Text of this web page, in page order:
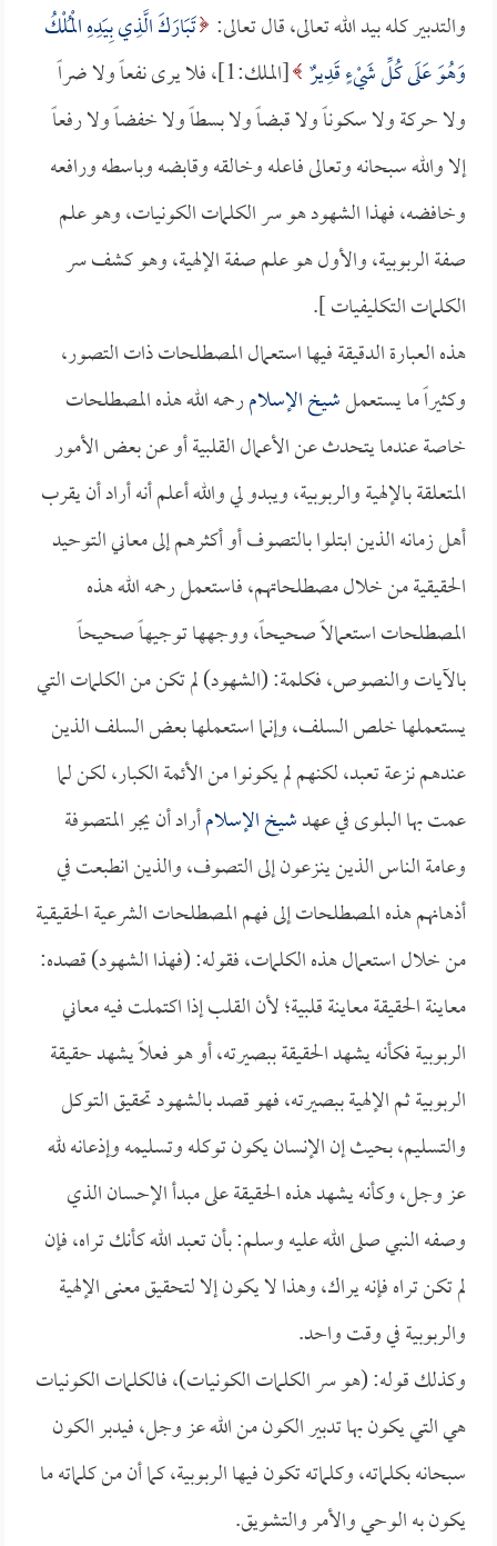
والتدبير كله بيد الله تعالى، قال تعالى: تَبَارَكَ الَّذِي بِيَدِهِ الْمُلْكُ
وَهُوَ عَلَى كُلِّ شَيْءٍ قَدِيرٌ
[الملك:1]، فلا يرى نفعاً ولا ضراً
ولا حركة ولا سكوناً ولا قبضاً ولا بسطاً ولا خفضاً ولا رفعاً
إلا والله سبحانه وتعالى فاعله وخالقه وقابضه وباسطه ورافعه
وخافضه، فهذا الشهود هو سر الكلمات الكونيات، وهو علم
صفة الربوبية، والأول هو علم صفة الإلهية، وهو كشف سر
الكلمات التكليفيات ].
هذه العبارة الدقيقة فيها استعمال المصطلحات ذات التصور،
وكثيراً ما يستعملشيخ الإسلامرحمه الله هذه المصطلحات
خاصة عندما يتحدث عن الأعمال القلبية أو عن بعض الأمور
المتعلقة بالإلهية والربوبية، ويبدو لي والله أعلم أنه أراد أن يقرب
أهل زمانه الذين ابتلوا بالتصوف أو أكثرهم إلى معاني التوحيد
الحقيقية من خلال مصطلحاتهم، فاستعمل رحمه الله هذه
المصطلحات استعمالاً صحيحاً، ووجهها توجيهاً صحيحاً
بالآيات والنصوص، فكلمة: (الشهود) لم تكن من الكلمات التي
يستعملها خلص السلف، وإنما استعملها بعض السلف الذين
عندهم نزعة تعبد، لكنهم لم يكونوا من الأئمة الكبار، لكن لما
عمت بها البلوى في عهدشيخ الإسلامأراد أن يجر المتصوفة
وعامة الناس الذين ينزعون إلى التصوف، والذين انطبعت في
أذهانهم هذه المصطلحات إلى فهم المصطلحات الشرعية الحقيقية
من خلال استعمال هذه الكلمات، فقوله: (فهذا الشهود) قصده:
معاينة الحقيقة معاينة قلبية؛ لأن القلب إذا اكتملت فيه معاني
الربوبية فكأنه يشهد الحقيقة ببصيرته، أو هو فعلاً يشهد حقيقة
الربوبية ثم الإلهية ببصيرته، فهو قصد بالشهود تحقيق التوكل
والتسليم، بحيث إن الإنسان يكون توكله وتسليمه وإذعانه لله
عز وجل، وكأنه يشهد هذه الحقيقة على مبدأ الإحسان الذي
وصفه النبي صلى الله عليه وسلم: بأن تعبد الله كأنك تراه، فإن
لم تكن تراه فإنه يراك، وهذا لا يكون إلا لتحقيق معنى الإلهية
والربوبية في وقت واحد.
وكذلك قوله: (هو سر الكلمات الكونيات)، فالكلمات الكونيات
هي التي يكون بها تدبير الكون من الله عز وجل، فيدبر الكون
سبحانه بكلماته، وكلماته تكون فيها الربوبية، كما أن من كلماته ما
يكون به الوحي والأمر والتشويق.